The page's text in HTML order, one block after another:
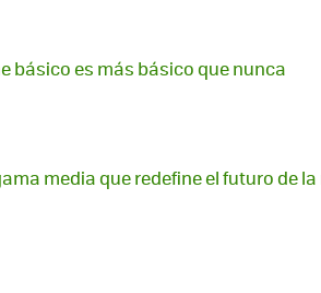
básico es más básico que nunca
media que redefine el futuro de